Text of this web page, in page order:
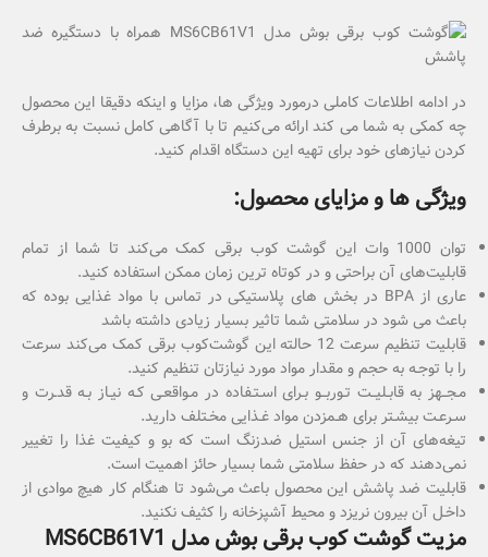
در ادامه اطلاعات کاملی درمورد ویژگی ها، مزایا و اینکه دقیقا این محصول
چه کمکی به شما می کند ارائه می‌کنیم تا با آگاهی کامل نسبت به برطرف
کردن نیازهای خود برای تهیه این دستگاه اقدام کنید.
ویژگی ها و مزایای محصول:
توان 1000 وات این گوشت کوب برقی کمک می‌کند تا شما از تمام
قابلیت‌های آن براحتی و در کوتاه‌ ترین زمان ممکن استفاده کنید.
عاری از BPA در بخش های پلاستیکی در تماس با مواد غذایی بوده که
باعث می شود در سلامتی شما تاثیر بسیار زیادی داشته باشد
قابلیت تنظیم سرعت 12 حالته این گوشت‌کوب برقی کمک می‌کند سرعت
را با توجـه به حجم و مقدار مواد مورد نیازتان تنظیم کنید.
مـجــهز به قابـلیــت تـوربــو بـرای اسـتـفاده در مـواقعـی کـه نیـاز بـه قدـرت و
سـرعـت بیشـتر برای هـمزدن مواد غـذایی مخـتلف دارید.
تیغه‌های آن از جنس استیل ضدزنگ است که بو و کیفیت غذا را تغییر
نمی‌دهند که در حفظ سلامتی شما بسیار حائز اهمیت است.
قابلیت ضد پاشش این محصول باعث می‌شود تا هنگام کار هیچ موادی از
داخـل آن بیرون نریزد و محیط آشپزخانه را کثیف نکنید.
مزیت گوشت کوب برقی بوش مدل MS6CB61V1